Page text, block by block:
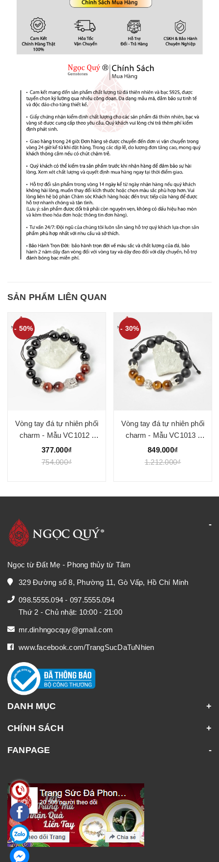
SẢN PHẨM LIÊN QUAN
- 50%
Vòng tay đá tự nhiên phối
charm - Mẫu VC1012 -
Ngọc Quý
377.000₫
754.000₫
- 30%
Vòng tay đá tự nhiên phối
charm - Mẫu VC1013 -
Ngọc Quý
849.000₫
1.212.000₫
Ngọc từ Đất Mẹ - Phong thủy từ Tâm
329 Đường số 8, Phường 11, Gò Vấp, Hồ Chí Minh
098.5555.094 - 097.5555.094
Thứ 2 - Chủ nhật: 10:00 - 21:00
mr.dinhngocquy@gmail.com
www.facebook.com/TrangSucDaTuNhien
DANH MỤC
CHÍNH SÁCH
FANPAGE